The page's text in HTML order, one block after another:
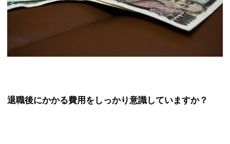
退職後にかかる費用をしっかり意識していますか？